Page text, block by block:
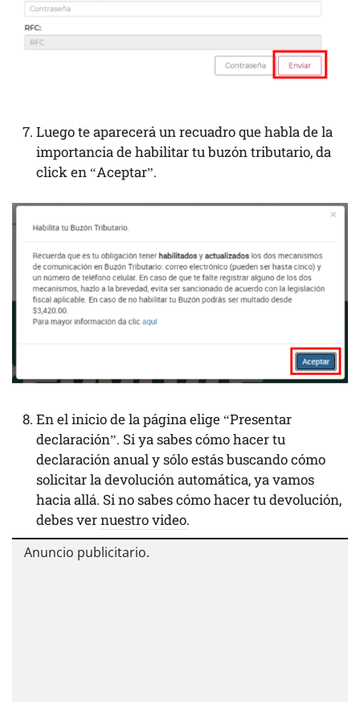
Luego te aparecerá un recuadro que habla de la
importancia de habilitar tu buzón tributario, da
click en “Aceptar”.
En el inicio de la página elige “Presentar
declaración”. Si ya sabes cómo hacer tu
declaración anual y sólo estás buscando cómo
solicitar la devolución automática, ya vamos
hacia allá. Si no sabes cómo hacer tu devolución,
debes vernuestro video.